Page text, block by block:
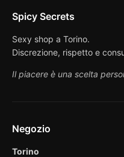
Spicy Secrets
Sexy shop a Torino.
Discrezione, rispetto e
Il piacere è una scelta
Negozio
Torino